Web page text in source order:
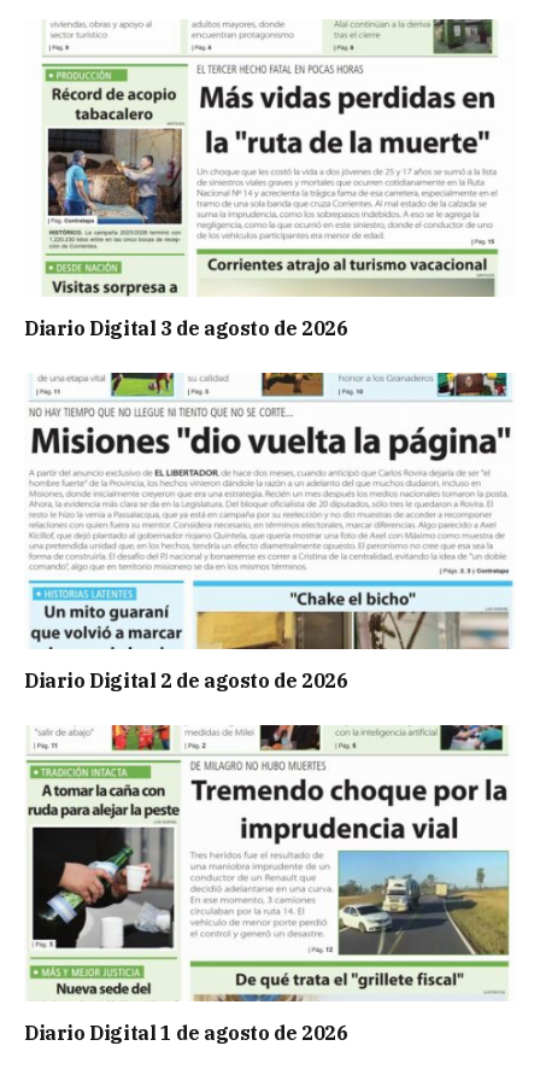
Diario Digital 3 de agosto de 2026
Diario Digital 2 de agosto de 2026
Diario Digital 1 de agosto de 2026